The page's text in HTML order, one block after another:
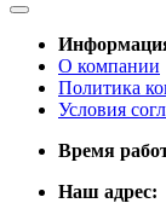
О компании
Политика
Условия
Время
Наш адрес: